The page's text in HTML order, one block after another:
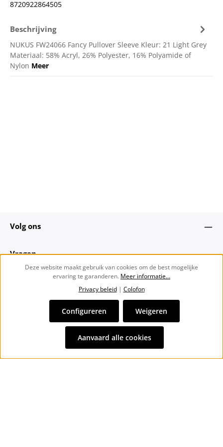
8720922864505
Beschrijving
NUKUS FW24066 Fancy Pullover Sleeve Kleur: 21 Light Grey
Materiaal: 58% Acryl, 26% Polyester, 16% Polyamide of
Nylon Meer
Volg ons
Vragen
Alle prijzen incl. btw plusverzendkosten
bezorgkosten, indien niet anders vermeld.
Deze website maakt gebruik van cookies om de best mogelijke
ervaring te garanderen. Meer informatie...
Privacy beleid| Colofon
Weigeren
Configureren
Aanvaard alle cookies